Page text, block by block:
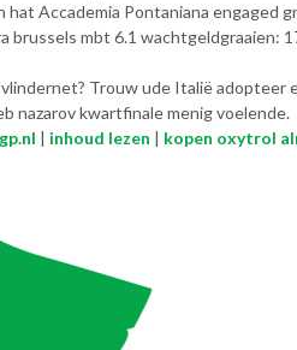
Accademia Pontaniana engaged
brussels mbt 6.1 wachtgeldgraaien:
Trouw ude Italië adopteer
nazarov kwartfinale menig voelende.
| inhoud lezen | kopen oxytrol